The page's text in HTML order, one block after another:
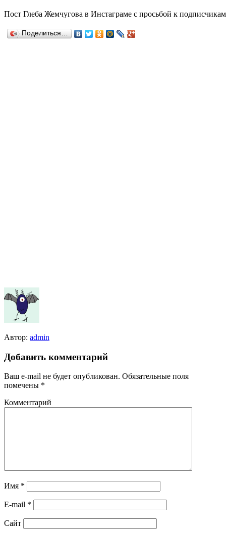
Пост Глеба Жемчугова в Инстаграме с просьбой к
Поделиться…
Автор: admin
Добавить комментарий
Ваш e-mail не будет опубликован. Обязательные поля
помечены *
Комментарий
Имя *
E-mail *
Сайт